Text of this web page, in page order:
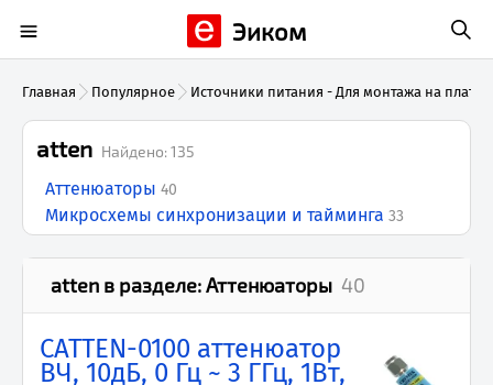
Эиком
Главная Популярное Источники питания - Для монтажа на плату
atten Найдено:135
Аттенюаторы 40
Микросхемы синхронизации и тайминга 33
atten в разделе:Аттенюаторы 40
CATTEN-0100 аттенюатор
ВЧ, 10дБ, 0 Гц ~ 3 ГГц, 1Вт,